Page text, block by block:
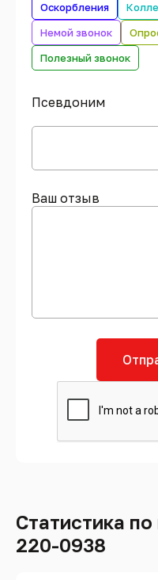
Оскорбления
Немой звонок
Полезный звонок
Псевдоним
Ваш отзыв
Статистика
220-0938